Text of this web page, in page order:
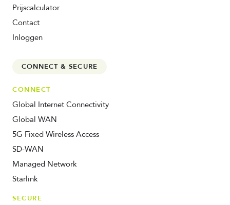
Prijscalculator
Contact
Inloggen
CONNECT & SECURE
CONNECT
Global Internet Connectivity
Global WAN
5G Fixed Wireless Access
SD-WAN
Managed Network
Starlink
SECURE